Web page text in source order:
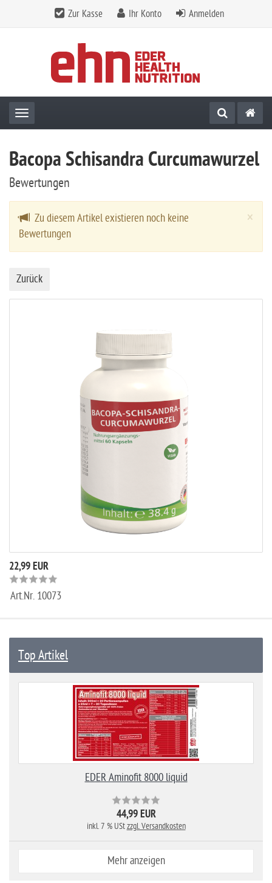
Zur Kasse Ihr Konto Anmelden
Toggle navigation
Bacopa Schisandra Curcumawurzel
Bewertungen
×
Zu diesem Artikel existieren noch keine
Bewertungen
Zurück
22,99 EUR
Art.Nr. 10073
Top Artikel
EDER Aminofit 8000 liquid
44,99 EUR
inkl. 7 % UStzzgl. Versandkosten
Mehr anzeigen